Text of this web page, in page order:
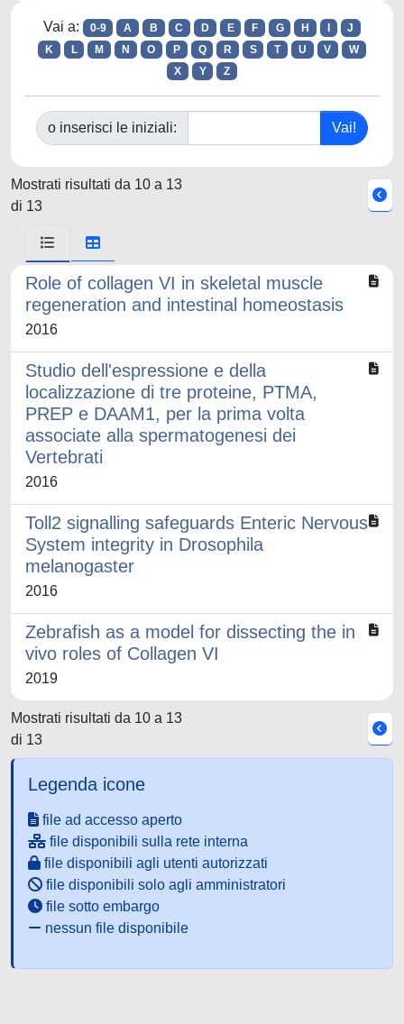
Vai a: 0-9 A B C D E F G H
J
K
L M N O P Q R S T U V
W
X
Y Z
o inserisci le iniziali:
Mostrati risultati da 10 a 13
di 13
Role of collagen VI in skeletal muscle
regeneration and intestinal homeostasis
2016
Studio dell'espressione e della
localizzazione di tre proteine, PTMA,
PREP e DAAM1, per la prima volta
associate alla spermatogenesi dei
Vertebrati
2016
Toll2 signalling safeguards Enteric Nervous
System integrity in Drosophila
melanogaster
2016
Zebrafish as a model for dissecting the in
vivo roles of Collagen VI
2019
Mostrati risultati da 10 a 13
di 13
Legenda icone
file ad accesso aperto
file disponibili sulla rete interna
file disponibili agli utenti autorizzati
file disponibili solo agli amministratori
file sotto embargo
nessun file disponibile